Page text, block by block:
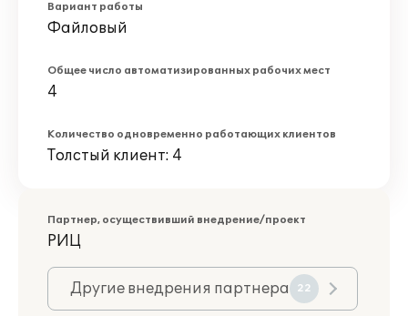
Вариант работы
Файловый
Общее число автоматизированных рабочих мест
4
Количество одновременно работающих клиентов
Толстый клиент: 4
Партнер, осуществивший внедрение/проект
РИЦ
Другие внедрения партнера 22